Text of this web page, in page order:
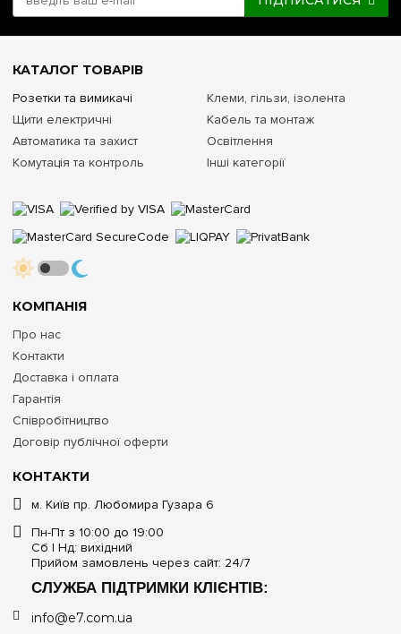
КОНТАКТИ
м. Київ пр. Любомира Гузара 6
Пн-Пт з 10:00 до 19:00
Сб | Нд: вихідний
Прийом замовлень через сайт: 24/7
СЛУЖБА ПІДТРИМКИ КЛІЄНТІВ:
info@e7.com.ua
КОМПАНІЯ
Про нас
Контакти
Доставка і оплата
Гарантія
Співробітництво
Договір публічної оферти
КАТАЛОГ ТОВАРІВ
Розетки та вимикачі
Щити електричні
Автоматика та захист
Комутація та контроль
Клеми, гільзи, ізолента
Кабель та монтаж
Освітлення
Інші категорії